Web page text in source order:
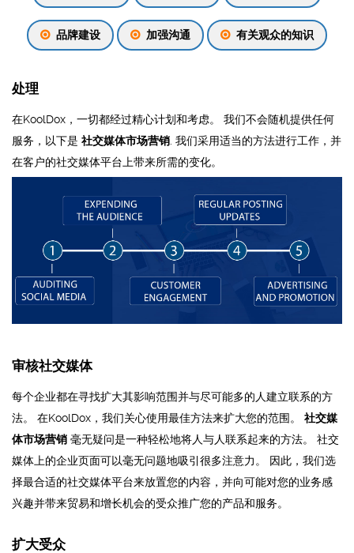
品牌建设 加强沟通 有关观众的知识
处理
在KoolDox，一切都经过精心计划和考虑。 我们不会随机提供任何
服务，以下是 社交媒体市场营销. 我们采用适当的方法进行工作，并
在客户的社交媒体平台上带来所需的变化。
审核社交媒体
每个企业都在寻找扩大其影响范围并与尽可能多的人建立联系的方
法。 在KoolDox，我们关心使用最佳方法来扩大您的范围。 社交媒
体市场营销 毫无疑问是一种轻松地将人与人联系起来的方法。 社交
媒体上的企业页面可以毫无问题地吸引很多注意力。 因此，我们选
择最合适的社交媒体平台来放置您的内容，并向可能对您的业务感
兴趣并带来贸易和增长机会的受众推广您的产品和服务。
扩大受众